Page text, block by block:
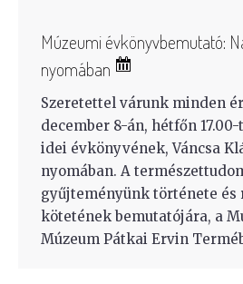
Múzeumi évkönyvbemutató:
nyomában
Szeretettel várunk minden
december 8-án, hétfőn
idei évkönyvének, Váncsa
nyomában. A
gyűjteményünk története
kötetének bemutatójára, a
Múzeum Pátkai Ervin